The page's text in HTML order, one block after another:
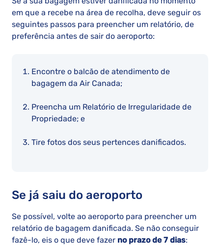
em que a recebe na área de recolha, deve seguir os
seguintes passos para preencher um relatório, de
preferência antes de sair do aeroporto:
Encontre o balcão de atendimento de
bagagem da Air Canada;
Preencha um Relatório de Irregularidade de
Propriedade; e
Tire fotos dos seus pertences danificados.
Se já saiu do aeroporto
Se possível, volte ao aeroporto para preencher um
relatório de bagagem danificada. Se não conseguir
fazê-lo, eis o que deve fazer no prazo de 7 dias: